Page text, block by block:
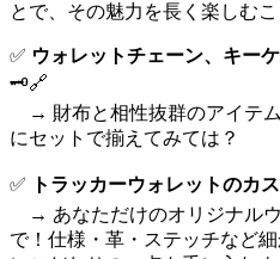
とで、その魅力を長く楽しむ
✅ ウォレットチェーン、キー
🗝️🔗
→ 財布と相性抜群のアイテ
にセットで揃えてみては？
✅ トラッカーウォレットのカ
→ あなただけのオリジナル
で！仕様・革・ステッチなど